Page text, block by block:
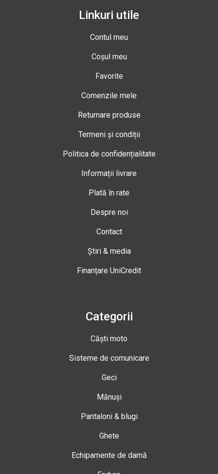
Linkuri utile
Contul meu
Coșul meu
Favorite
Comenzile mele
Returnare produse
Termeni și condiții
Politica de confidențialitate
Informații livrare
Plată în rate
Despre noi
Contact
Știri & media
Finanțare UniCredit
Categorii
Căști moto
Sisteme de comunicare
Geci
Mănuși
Pantaloni & blugi
Ghete
Echipamente de damă